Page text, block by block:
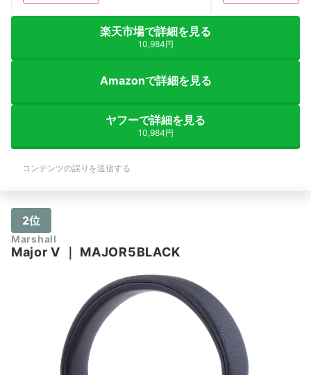
楽天市場で詳細を見る
10,984円
Amazonで詳細を見る
ヤフーで詳細を見る
10,984円
コンテンツの誤りを送信する
2位
Marshall
Major V ｜ MAJOR5BLACK